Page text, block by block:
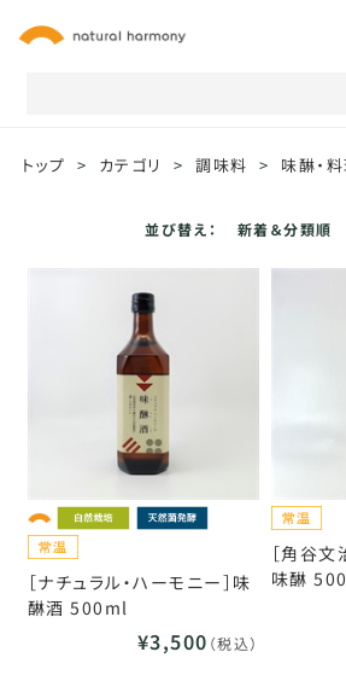
トップ > カテゴリ > 調味料 > 味醂・
並び替え： 新着＆分類順
［ナチュラル・ハーモニー］味
醂酒 500ml
¥3,500 （税込）
［角谷
味醂